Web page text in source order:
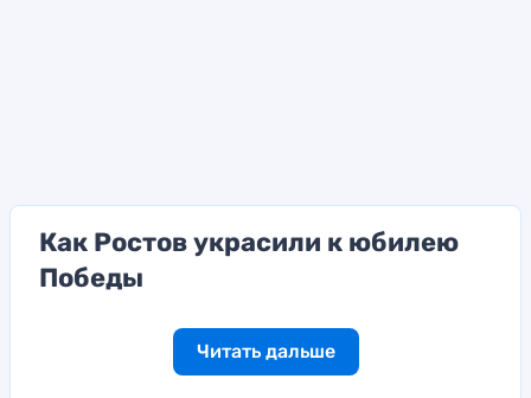
Как Ростов украсили к юбилею
Победы
Читать дальше